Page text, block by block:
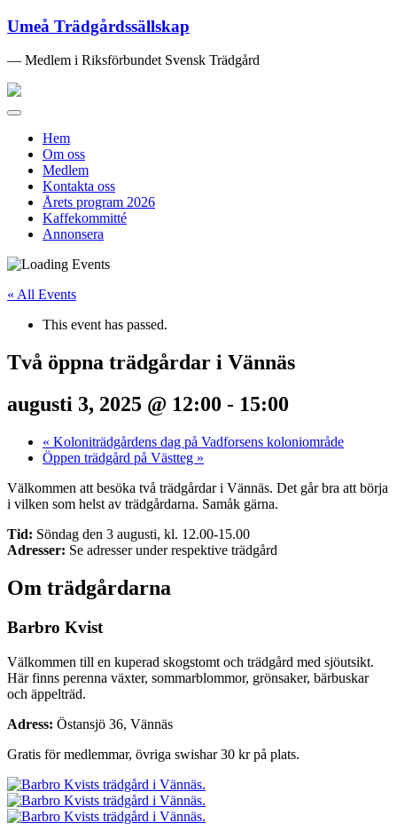
Umeå Trädgårdssällskap
— Medlem i Riksförbundet Svensk Trädgård
Toggle
navigation
Hem
Om oss
Medlem
Kontakta oss
Årets program 2026
Kaffekommitté
Annonsera
« All Events
This event has passed.
Två öppna trädgårdar i Vännäs
augusti 3, 2025 @ 12:00 - 15:00
« Koloniträdgårdens dag på Vadforsens koloniområde
Öppen trädgård på Västteg »
Välkommen att besöka två trädgårdar i Vännäs. Det går bra att börja
i vilken som helst av trädgårdarna. Samåk gärna.
Tid: Söndag den 3 augusti, kl. 12.00-15.00
Adresser: Se adresser under respektive trädgård
Om trädgårdarna
Barbro Kvist
Välkommen till en kuperad skogstomt och trädgård med sjöutsikt.
Här finns perenna växter, sommarblommor, grönsaker, bärbuskar
och äppelträd.
Adress: Östansjö 36, Vännäs
Gratis för medlemmar, övriga swishar 30 kr på plats.